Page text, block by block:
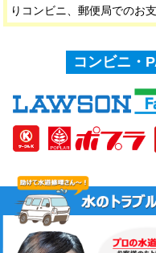
りコンビニ、郵便局でのお
コンビニ・